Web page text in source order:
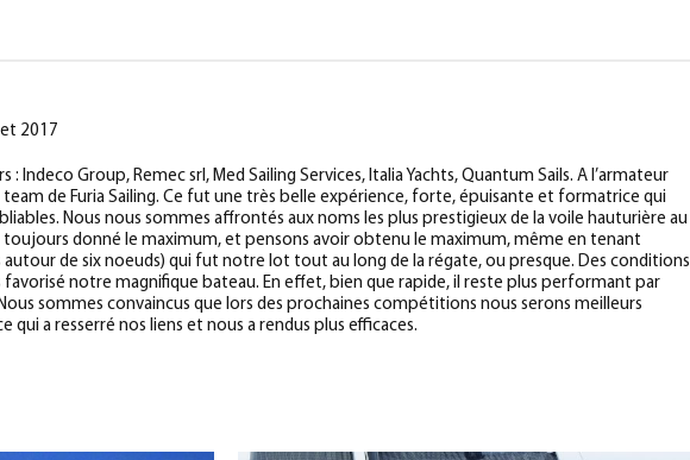
2017
Indeco Group, Remec srl, Med Sailing Services, Italia Yachts, Quantum Sails. A l’armateur
de Furia Sailing. Ce fut une très belle expérience, forte, épuisante et formatrice qui
Nous nous sommes affrontés aux noms les plus prestigieux de la voile hauturière au
toujours donné le maximum, et pensons avoir obtenu le maximum, même en tenant
de six noeuds) qui fut notre lot tout au long de la régate, ou presque. Des conditions
favorisé notre magnifique bateau. En effet, bien que rapide, il reste plus performant par
sommes convaincus que lors des prochaines compétitions nous serons meilleurs
a resserré nos liens et nous a rendus plus efficaces.